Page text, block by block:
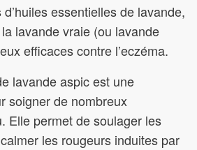
essentielles de lavande,
lavande vraie (ou lavande
efficaces contre l’eczéma.
lavande aspic est une
soigner de nombreux
Elle permet de soulager les
les rougeurs induites par